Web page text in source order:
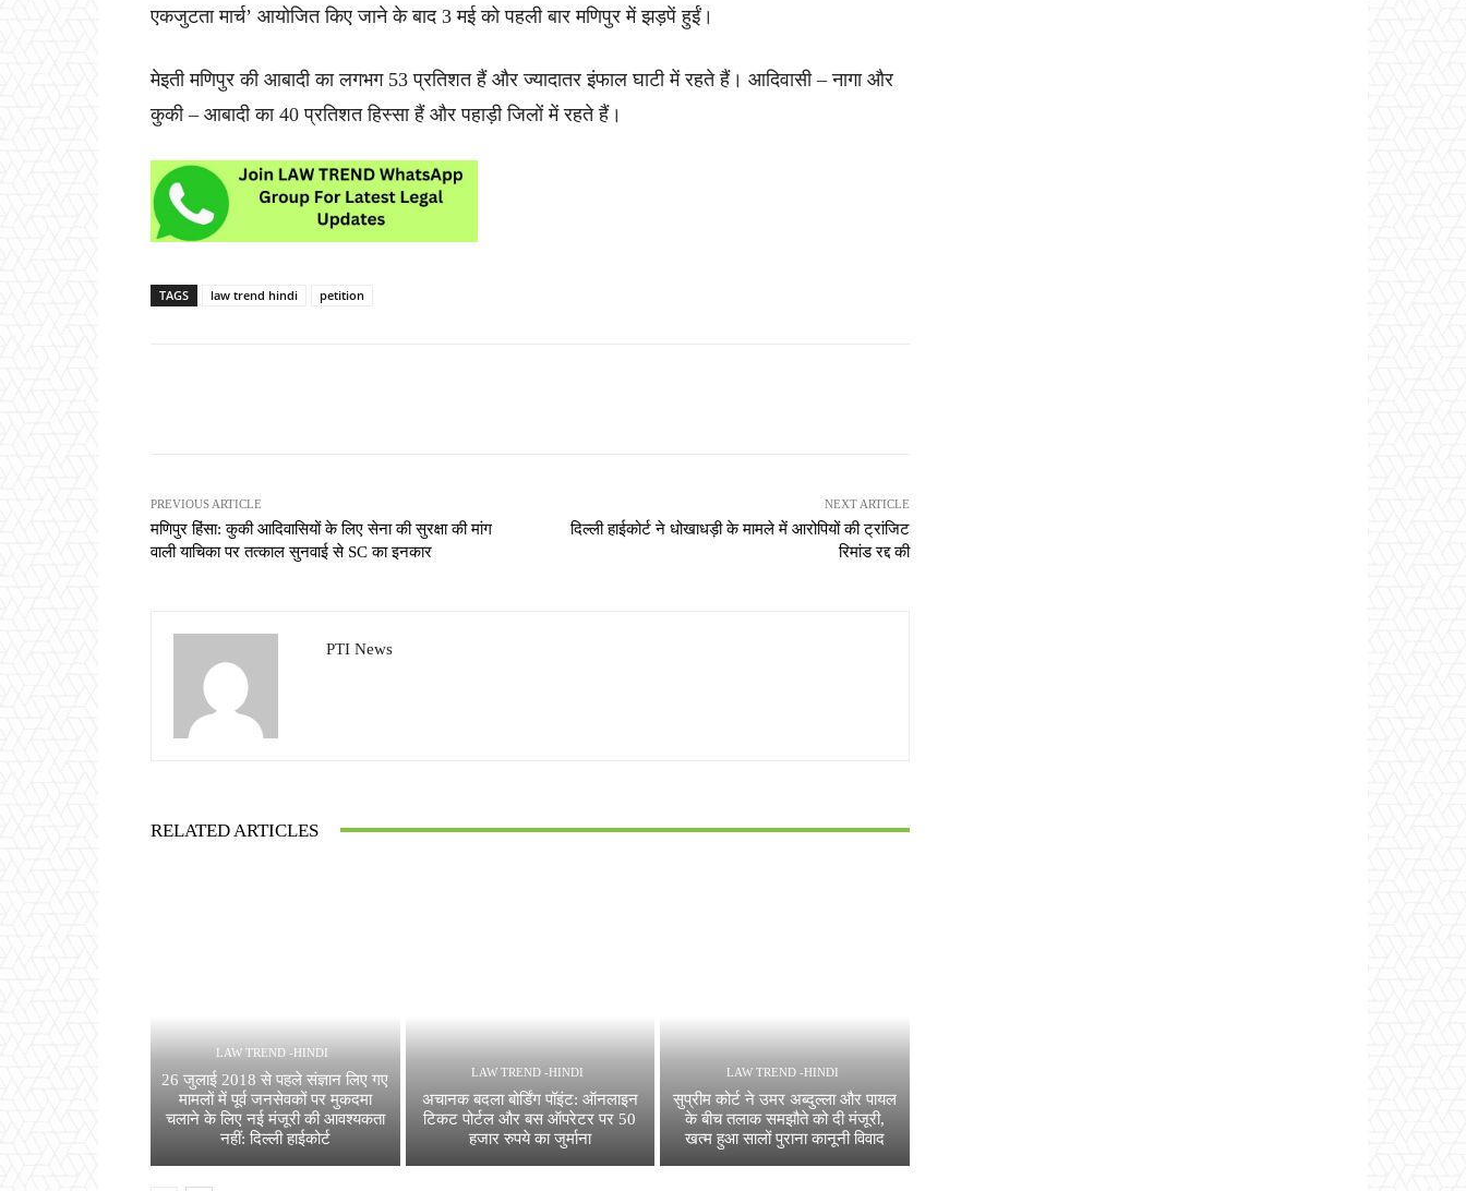
एकजुटता मार्च’ आयोजित किए जाने के बाद 3 मई को पहली बार मणिपुर में झड़पें हुईं।
मेइती मणिपुर की आबादी का लगभग 53 प्रतिशत हैं और ज्यादातर इंफाल घाटी में रहते हैं। आदिवासी – नागा और
कुकी – आबादी का 40 प्रतिशत हिस्सा हैं और पहाड़ी जिलों में रहते हैं।
TAGS law trend hindi petition
PREVIOUS ARTICLE
मणिपुर हिंसा: कुकी आदिवासियों के लिए सेना की सुरक्षा की मांग
वाली याचिका पर तत्काल सुनवाई से SC का इनकार
NEXT ARTICLE
दिल्ली हाईकोर्ट ने धोखाधड़ी के मामले में आरोपियों की ट्रांजिट
रिमांड रद्द की
PTI News
RELATED ARTICLES
LAW TREND -HINDI
26 जुलाई 2018 से पहले संज्ञान लिए गए
मामलों में पूर्व जनसेवकों पर मुकदमा
चलाने के लिए नई मंजूरी की आवश्यकता
नहीं: दिल्ली हाईकोर्ट
LAW TREND -HINDI
अचानक बदला बोर्डिंग पॉइंट: ऑनलाइन
टिकट पोर्टल और बस ऑपरेटर पर 50
हजार रुपये का जुर्माना
LAW TREND -HINDI
सुप्रीम कोर्ट ने उमर अब्दुल्ला और पायल
के बीच तलाक समझौते को दी मंजूरी,
खत्म हुआ सालों पुराना कानूनी विवाद